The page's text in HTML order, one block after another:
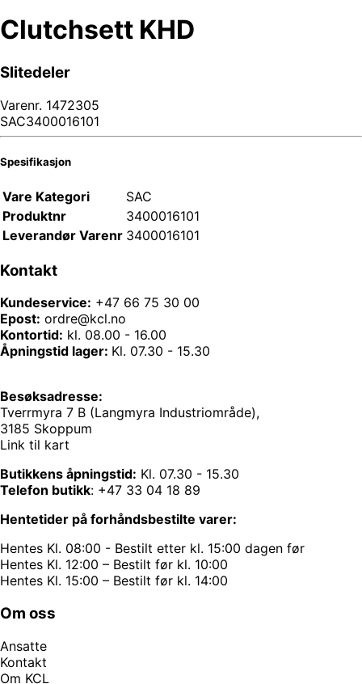
Clutchsett KHD
Slitedeler
Varenr. 1472305
SAC3400016101
Spesifikasjon
Vare Kategori
SAC
Produktnr
3400016101
Leverandør Varenr 3400016101
Kontakt
Kundeservice: +47 66 75 30 00
Epost: ordre@kcl.no
Kontortid: kl. 08.00 - 16.00
Åpningstid lager: Kl. 07.30 - 15.30
Besøksadresse:
Tverrmyra 7 B (Langmyra Industriområde),
3185 Skoppum
Link til kart
Butikkens åpningstid: Kl. 07.30 - 15.30
Telefon butikk: +47 33 04 18 89
Hentetider på forhåndsbestilte varer:
Hentes Kl. 08:00 - Bestilt etter kl. 15:00 dagen før
Hentes Kl. 12:00 – Bestilt før kl. 10:00
Hentes Kl. 15:00 – Bestilt før kl. 14:00
Om oss
Ansatte
Kontakt
Om KCL